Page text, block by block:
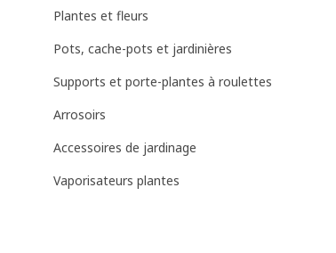
Plantes et fleurs
Pots, cache-pots et jardinières
Supports et porte-plantes à roulettes
Arrosoirs
Accessoires de jardinage
Vaporisateurs plantes